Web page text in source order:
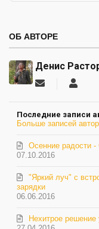
ОБ АВТОРЕ
Денис
Подписаться
автора
Последние записи
Больше записей
07.10.2016
Осенние радости -
06.06.2016
"Яркий луч" с
зарядки
Нехитрое решение